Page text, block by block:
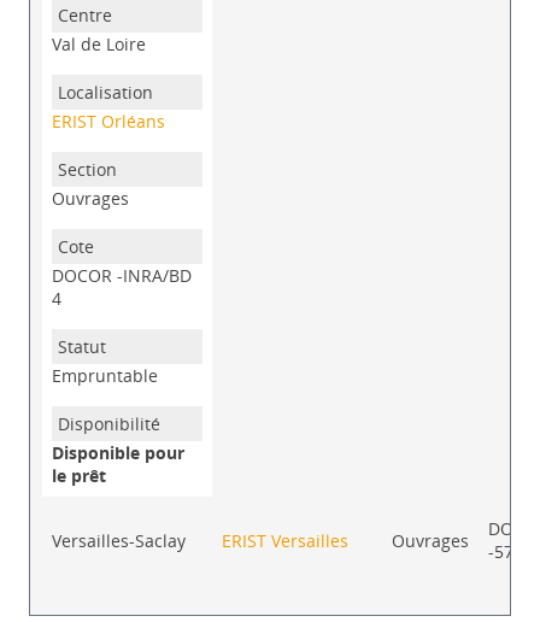
Val de Loire
ERIST Orléans
Ouvrages
DOCOR -INRA/BD
4
Empruntable
Disponible pour
le prêt
Versailles-Saclay ERIST Versailles Ouvrages
-575